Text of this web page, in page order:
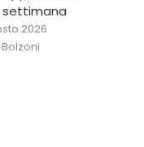
2026